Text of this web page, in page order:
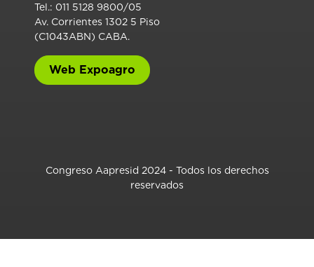
Tel.: 011 5128 9800/05
Av. Corrientes 1302 5 Piso
(C1043ABN) CABA.
Web Expoagro
Congreso Aapresid 2024 - Todos los derechos
reservados